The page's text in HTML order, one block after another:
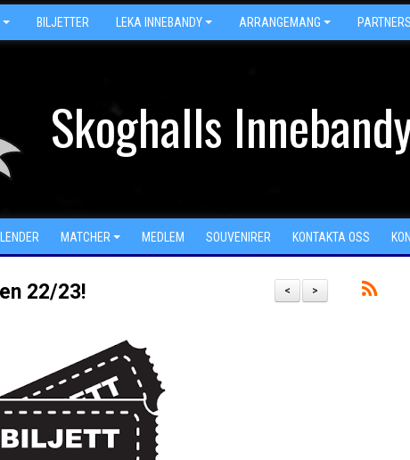
BILJETTER LEKA INNEBANDY ARRANGEMANG PARTNERS
Skoghalls
MATCHER MEDLEM SOUVENIRER KONTAKTA OSS
>
<
22/23!